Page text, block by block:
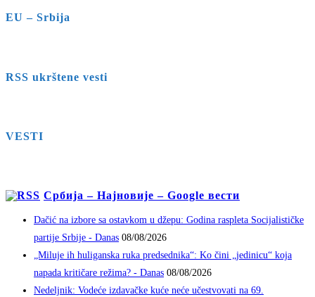
EU – Srbija
RSS ukrštene vesti
VESTI
Србија – Најновије – Google вести
Dačić na izbore sa ostavkom u džepu: Godina raspleta Socijalističke
partije Srbije - Danas 08/08/2026
„Miluje ih huliganska ruka predsednika“: Ko čini „jedinicu“ koja
napada kritičare režima? - Danas 08/08/2026
Nedeljnik: Vodeće izdavačke kuće neće učestvovati na 69.